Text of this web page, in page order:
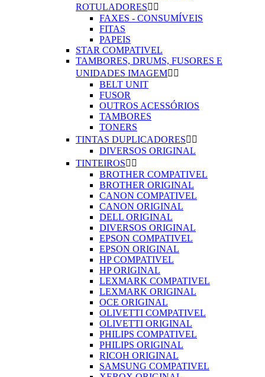
ROTULADORES 
FAXES - CONSUMÍVEIS
FITAS
PAPEIS
STAR COMPATIVEL
TAMBORES, DRUMS, FUSORES E
UNIDADES IMAGEM 
BELT UNIT
FUSOR
OUTROS ACESSÓRIOS
TAMBORES
TONERS
TINTAS DUPLICADORES 
DIVERSOS ORIGINAL
TINTEIROS 
BROTHER COMPATIVEL
BROTHER ORIGINAL
CANON COMPATIVEL
CANON ORIGINAL
DELL ORIGINAL
DIVERSOS ORIGINAL
EPSON COMPATIVEL
EPSON ORIGINAL
HP COMPATIVEL
HP ORIGINAL
LEXMARK COMPATIVEL
LEXMARK ORIGINAL
OCE ORIGINAL
OLIVETTI COMPATIVEL
OLIVETTI ORIGINAL
PHILIPS COMPATIVEL
PHILIPS ORIGINAL
RICOH ORIGINAL
SAMSUNG COMPATIVEL